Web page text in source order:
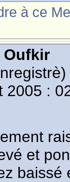
à ce
Oufkir
2005 :
et
baissé